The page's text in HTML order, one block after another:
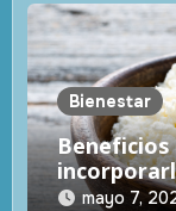
Bienestar
mayo 7,